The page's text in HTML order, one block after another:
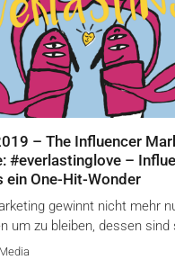
– The Influencer
#everlastinglove –
ein One-Hit-Wonder
gewinnt nicht mehr
um zu bleiben, dessen sind